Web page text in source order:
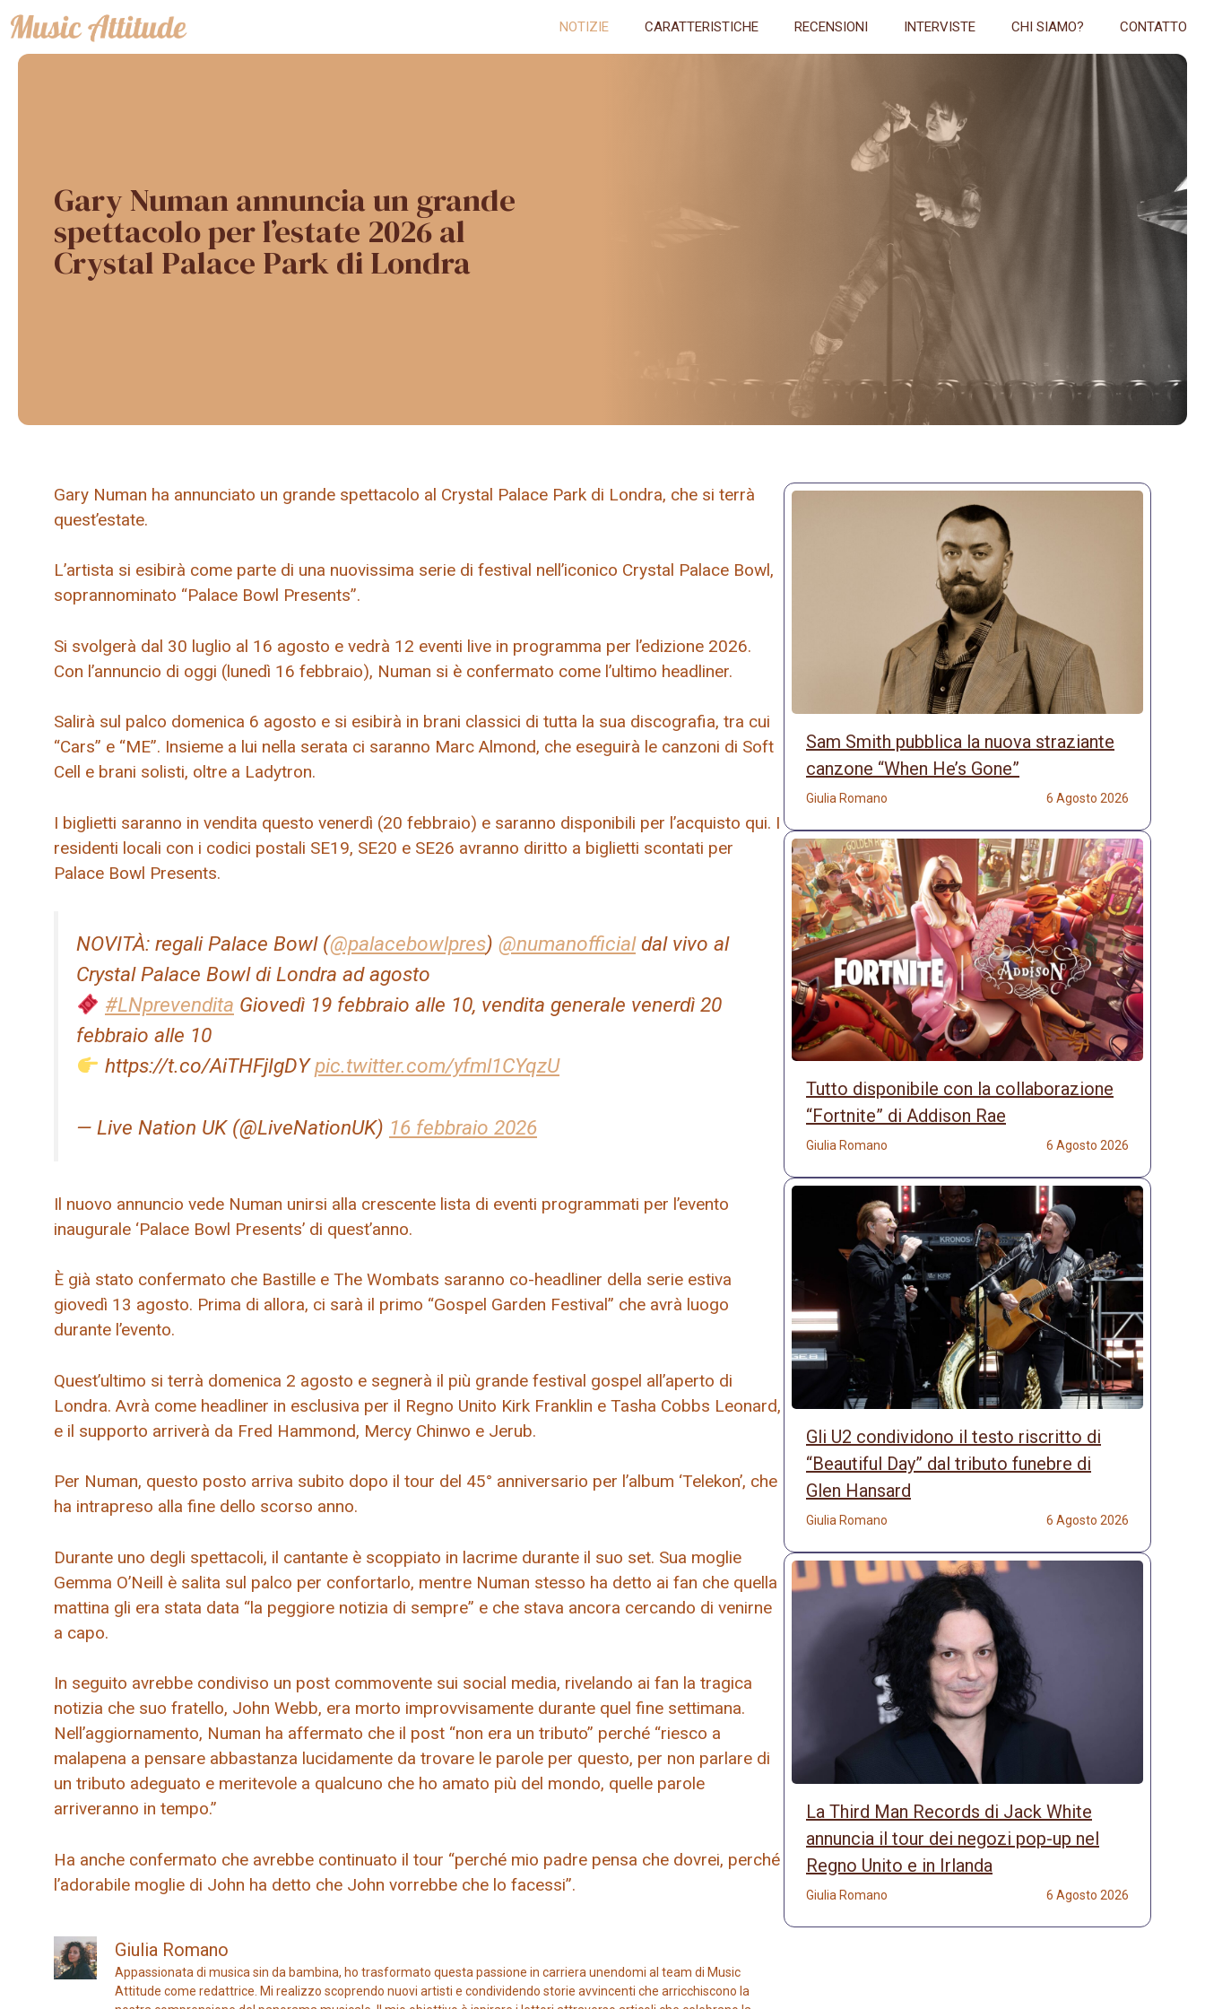
Vai
al
contenuto
NOTIZIE CARATTERISTICHE RECENSIONI INTERVISTE CHI SIAMO? CONTATTO
Gary Numan annuncia un grande
spettacolo per l’estate 2026 al
Crystal Palace Park di Londra
Gary Numan ha annunciato un grande spettacolo al Crystal Palace Park di Londra, che si terrà
quest’estate.
L’artista si esibirà come parte di una nuovissima serie di festival nell’iconico Crystal Palace Bowl,
soprannominato “Palace Bowl Presents”.
Si svolgerà dal 30 luglio al 16 agosto e vedrà 12 eventi live in programma per l’edizione 2026.
Con l’annuncio di oggi (lunedì 16 febbraio), Numan si è confermato come l’ultimo headliner.
Salirà sul palco domenica 6 agosto e si esibirà in brani classici di tutta la sua discografia, tra cui
“Cars” e “ME”. Insieme a lui nella serata ci saranno Marc Almond, che eseguirà le canzoni di Soft
Cell e brani solisti, oltre a Ladytron.
I biglietti saranno in vendita questo venerdì (20 febbraio) e saranno disponibili per l’acquisto qui. I
residenti locali con i codici postali SE19, SE20 e SE26 avranno diritto a biglietti scontati per
Palace Bowl Presents.
NOVITÀ: regali Palace Bowl (@palacebowlpres) @numanofficialdal vivo al
Crystal Palace Bowl di Londra ad agosto
#LNprevendita Giovedì 19 febbraio alle 10, vendita generale venerdì 20
febbraio alle 10
https://t.co/AiTHFjIgDYpic.twitter.com/yfml1CYqzU
— Live Nation UK (@LiveNationUK) 16 febbraio 2026
Il nuovo annuncio vede Numan unirsi alla crescente lista di eventi programmati per l’evento
inaugurale ‘Palace Bowl Presents’ di quest’anno.
È già stato confermato che Bastille e The Wombats saranno co-headliner della serie estiva
giovedì 13 agosto. Prima di allora, ci sarà il primo “Gospel Garden Festival” che avrà luogo
durante l’evento.
Quest’ultimo si terrà domenica 2 agosto e segnerà il più grande festival gospel all’aperto di
Londra. Avrà come headliner in esclusiva per il Regno Unito Kirk Franklin e Tasha Cobbs Leonard,
e il supporto arriverà da Fred Hammond, Mercy Chinwo e Jerub.
Per Numan, questo posto arriva subito dopo il tour del 45° anniversario per l’album ‘Telekon’, che
ha intrapreso alla fine dello scorso anno.
Durante uno degli spettacoli, il cantante è scoppiato in lacrime durante il suo set. Sua moglie
Gemma O’Neill è salita sul palco per confortarlo, mentre Numan stesso ha detto ai fan che quella
mattina gli era stata data “la peggiore notizia di sempre” e che stava ancora cercando di venirne
a capo.
In seguito avrebbe condiviso un post commovente sui social media, rivelando ai fan la tragica
notizia che suo fratello, John Webb, era morto improvvisamente durante quel fine settimana.
Nell’aggiornamento, Numan ha affermato che il post “non era un tributo” perché “riesco a
malapena a pensare abbastanza lucidamente da trovare le parole per questo, per non parlare di
un tributo adeguato e meritevole a qualcuno che ho amato più del mondo, quelle parole
arriveranno in tempo.”
Ha anche confermato che avrebbe continuato il tour “perché mio padre pensa che dovrei, perché
l’adorabile moglie di John ha detto che John vorrebbe che lo facessi”.
Giulia Romano
Appassionata di musica sin da bambina, ho trasformato questa passione in carriera unendomi al team di Music
Attitude come redattrice. Mi realizzo scoprendo nuovi artisti e condividendo storie avvincenti che arricchiscono la
Sam Smith pubblica la nuova straziante
canzone “When He’s Gone”
Giulia Romano 6 Agosto 2026
Tutto disponibile con la collaborazione
“Fortnite” di Addison Rae
Giulia Romano 6 Agosto 2026
Gli U2 condividono il testo riscritto di
“Beautiful Day” dal tributo funebre di
Glen Hansard
Giulia Romano 6 Agosto 2026
La Third Man Records di Jack White
annuncia il tour dei negozi pop-up nel
Regno Unito e in Irlanda
Giulia Romano 6 Agosto 2026